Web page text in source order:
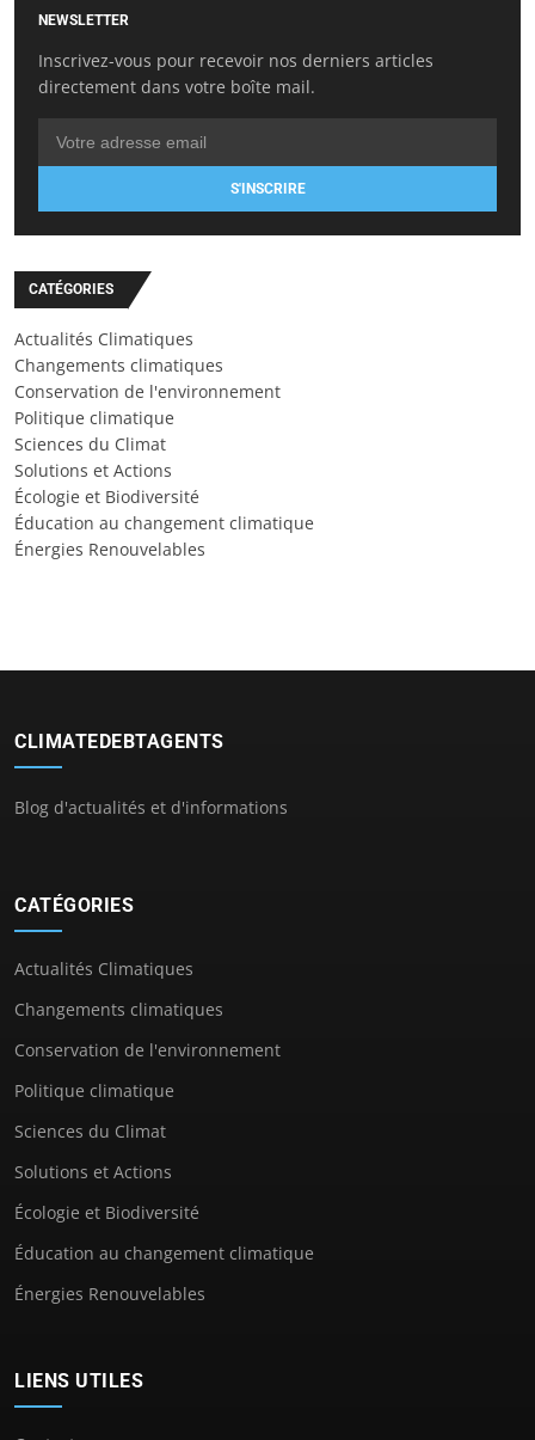
NEWSLETTER
Inscrivez-vous pour recevoir nos derniers articles
directement dans votre boîte mail.
S'INSCRIRE
CATÉGORIES
Actualités Climatiques
Changements climatiques
Conservation de l'environnement
Politique climatique
Sciences du Climat
Solutions et Actions
Écologie et Biodiversité
Éducation au changement climatique
Énergies Renouvelables
CLIMATEDEBTAGENTS
Blog d'actualités et d'informations
CATÉGORIES
Actualités Climatiques
Changements climatiques
Conservation de l'environnement
Politique climatique
Sciences du Climat
Solutions et Actions
Écologie et Biodiversité
Éducation au changement climatique
Énergies Renouvelables
LIENS UTILES